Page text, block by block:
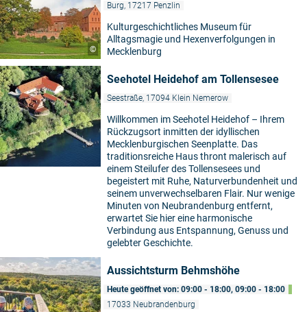
©
Burg, 17217 Penzlin
Kulturgeschichtliches Museum für
Alltagsmagie und Hexenverfolgungen in
Mecklenburg
Seehotel Heidehof am Tollensesee
Seestraße, 17094 Klein Nemerow
Willkommen im Seehotel Heidehof – Ihrem
Rückzugsort inmitten der idyllischen
Mecklenburgischen Seenplatte. Das
traditionsreiche Haus thront malerisch auf
einem Steilufer des Tollensesees und
begeistert mit Ruhe, Naturverbundenheit und
seinem unverwechselbaren Flair. Nur wenige
Minuten von Neubrandenburg entfernt,
erwartet Sie hier eine harmonische
Verbindung aus Entspannung, Genuss und
gelebter Geschichte.
Aussichtsturm Behmshöhe
Heute geöffnet von: 09:00 - 18:00, 09:00 - 18:00
17033 Neubrandenburg